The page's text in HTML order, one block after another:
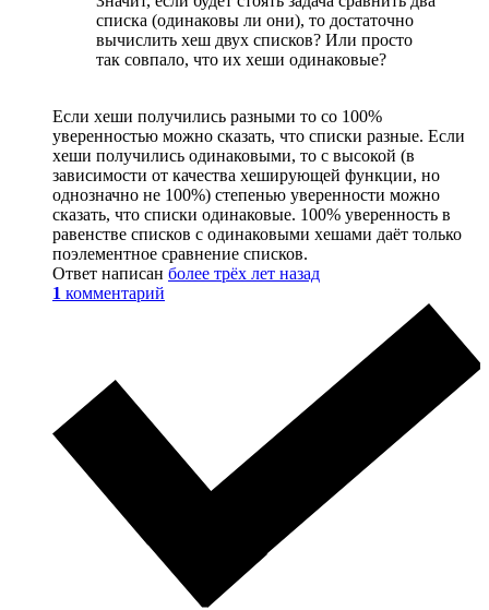
списка (одинаковы ли они), то достаточно
вычислить хеш двух списков? Или просто
так совпало, что их хеши одинаковые?
Если хеши получились разными то со 100%
уверенностью можно сказать, что списки разные. Если
хеши получились одинаковыми, то с высокой (в
зависимости от качества хеширующей функции, но
однозначно не 100%) степенью уверенности можно
сказать, что списки одинаковые. 100% уверенность в
равенстве списков с одинаковыми хешами даёт только
поэлементное сравнение списков.
Ответ написан более трёх лет назад
1 комментарий